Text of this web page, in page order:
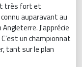
très fort et
auparavant au
J'apprécie
un championnat
tant sur le plan